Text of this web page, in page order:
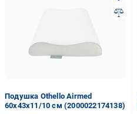
Подушка Othello Airmed
60х43х11/10 см (2000022174138)